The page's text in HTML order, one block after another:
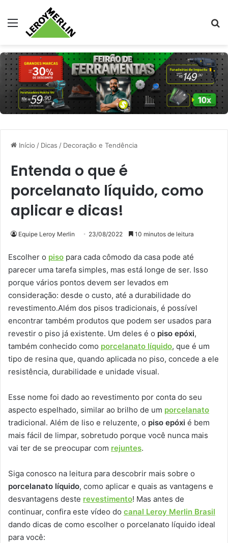
Menu
Início / Dicas / Decoração e Tendência
Entenda o que é
porcelanato líquido, como
aplicar e dicas!
Equipe Leroy Merlin 23/08/2022 10 minutos de leitura
Escolher o piso para cada cômodo da casa pode até
parecer uma tarefa simples, mas está longe de ser. Isso
porque vários pontos devem ser levados em
consideração: desde o custo, até a durabilidade do
revestimento.Além dos pisos tradicionais, é possível
encontrar também produtos que podem ser usados para
revestir o piso já existente. Um deles é o piso epóxi,
também conhecido como porcelanato líquido, que é um
tipo de resina que, quando aplicada no piso, concede a ele
resistência, durabilidade e unidade visual.
Esse nome foi dado ao revestimento por conta do seu
aspecto espelhado, similar ao brilho de um porcelanato
tradicional. Além de liso e reluzente, o piso epóxi é bem
mais fácil de limpar, sobretudo porque você nunca mais
vai ter de se preocupar com rejuntes.
Siga conosco na leitura para descobrir mais sobre o
porcelanato líquido, como aplicar e quais as vantagens e
desvantagens deste revestimento! Mas antes de
continuar, confira este vídeo do canal Leroy Merlin Brasil
dando dicas de como escolher o porcelanato líquido ideal
para você: